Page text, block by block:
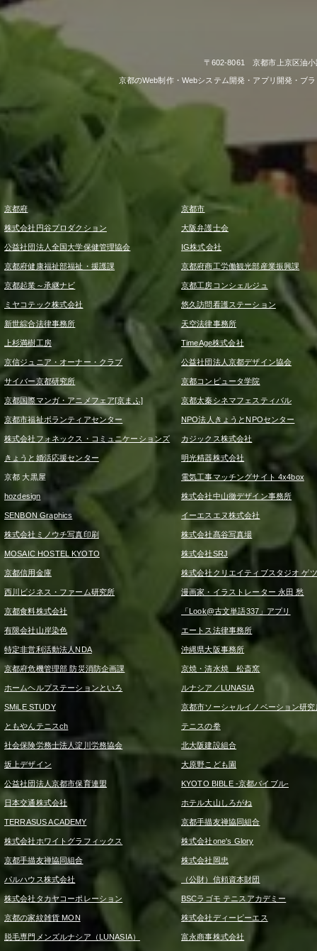
〒602-8061 京都市上京区油
京都のWeb制作・Webシステム開発・アプリ開発・ブ
京都府 京都市
株式会社円谷プロダクション 大阪弁護士会
公益社団法人全国大学保健管理協会 IG株式会社
京都府健康福祉部福祉・援護課 京都府商工労働観光部産業振興課
京都起業～承継ナビ 京都工房コンシェルジュ
ミヤコテック株式会社 悠久訪問看護ステーション
新世綜合法律事務所 天空法律事務所
上杉満樹工房 TimeAge株式会社
京信ジュニア・オーナー・クラブ 公益社団法人京都デザイン協会
サイバー京都研究所 京都コンピュータ学院
京都国際マンガ・アニメフェア[京まふ] 京都太秦シネマフェスティバル
京都市福祉ボランティアセンター NPO法人きょうとNPOセンター
株式会社フォネックス・コミュニケーションズ カジックス株式会社
きょうと婚活応援センター 明光精器株式会社
京都 大黒屋 電気工事マッチングサイト 4x4box
hozdesign 株式会社中山徹デザイン事務所
SENBON Graphics イーエスエヌ株式会社
株式会社ミノウチ写真印刷 株式会社髙谷写真場
MOSAIC HOSTEL KYOTO 株式会社SRJ
京都信用金庫 株式会社クリエイティブスタジオ ゲ
西川ビジネス・ファーム研究所 漫画家・イラストレーター 永田 愁
京都食料株式会社 「Look@古文単語337」アプリ
有限会社山岸染色 エートス法律事務所
特定非営利活動法人NDA 沖縄県大阪事務所
京都府危機管理部 防災消防企画課 京焼・清水焼 松斎窯
ホームヘルプステーションといろ ルナシア／LUNASIA
SMiLE STUDY 京都市ソーシャルイノベーション研究
ともやんテニスch テニスの拳
社会保険労務士法人淀川労務協会 北大阪建設組合
坂上デザイン 大原野こども園
公益社団法人京都市保育連盟 KYOTO BIBLE -京都バイブル-
日本交通株式会社 ホテル大山しろがね
TERRASUS ACADEMY 京都手描友禅協同組合
株式会社ホワイトグラフィックス 株式会社one's Glory
京都手描友禅協同組合 株式会社岡忠
パルハウス株式会社 （公財）信頼資本財団
株式会社タカヤコーポレーション BSCラゴモ テニスアカデミー
京都の家紋雑貨 MON 株式会社ディーピーエス
脱毛専門メンズルナシア（LUNASIA） 富永商事株式会社